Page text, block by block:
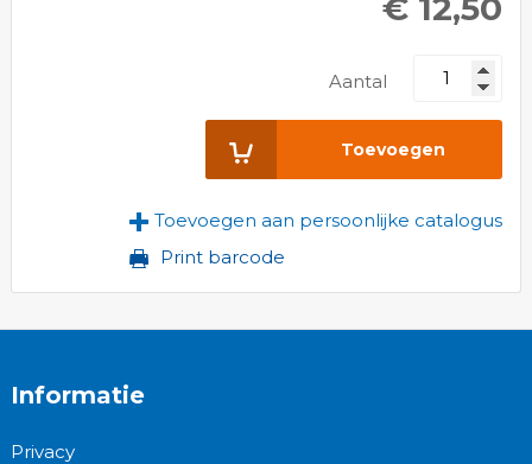
Aantal
Toevoegen
Toevoegen aan persoonlijke catalogus
Print barcode
Informatie
Privacy